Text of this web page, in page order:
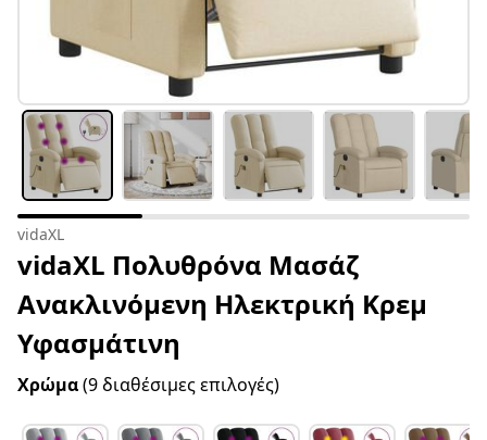
vidaXL
vidaXL Πολυθρόνα Μασάζ
Ανακλινόμενη Ηλεκτρική Κρεμ
Υφασμάτινη
Χρώμα(9 διαθέσιμες επιλογές)